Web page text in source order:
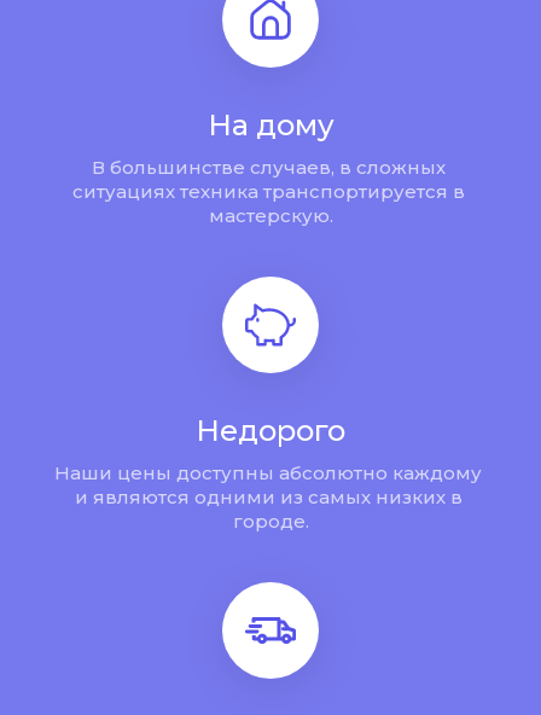
На дому
В большинстве случаев, в сложных
ситуациях техника транспортируется в
мастерскую.
Недорого
Наши цены доступны абсолютно каждому
и являются одними из самых низких в
городе.